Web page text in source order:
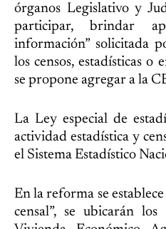
órganos Legislativo y
participar, brindar
información” solicitada
los censos, estadísticas o
se propone agregar a la
La Ley especial de
actividad estadística y
el Sistema Estadístico
En la reforma se
censal”, se ubicarán